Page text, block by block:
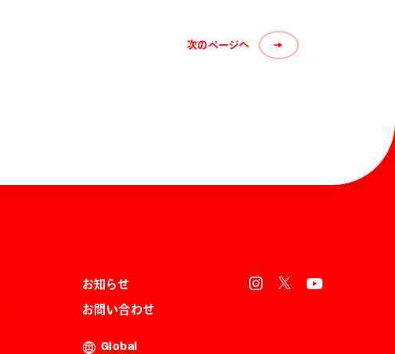
次のページへ
お知らせ
お問い合わせ
Global